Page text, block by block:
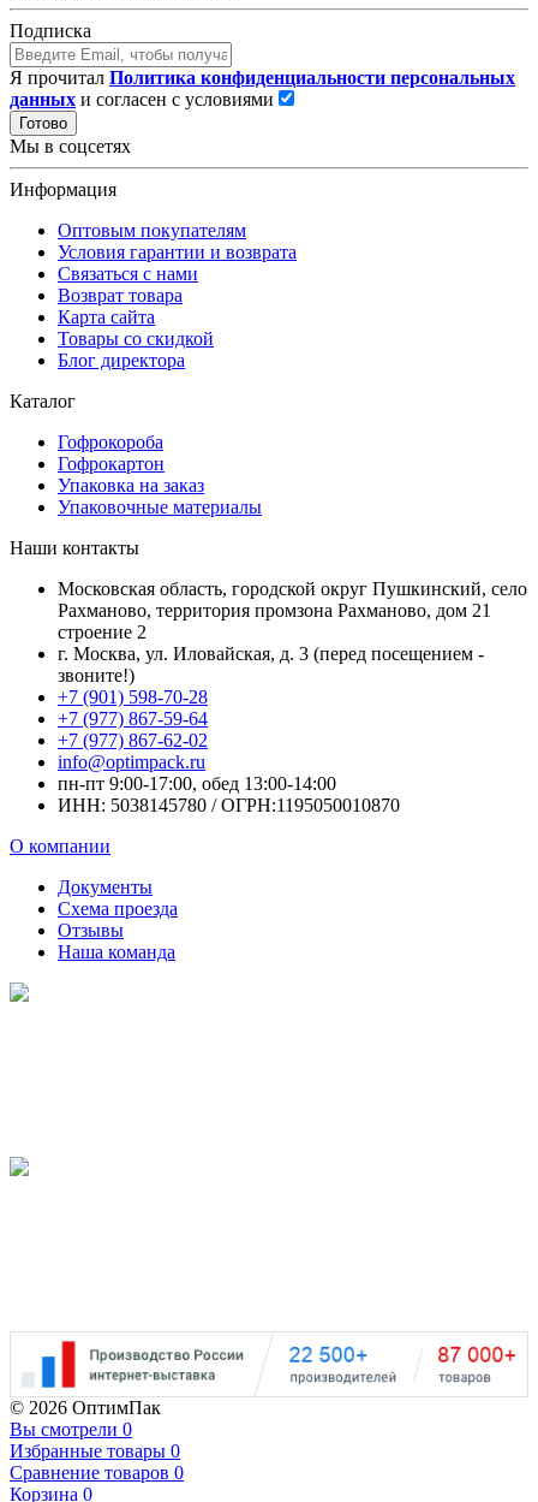
Подписка
Я прочитал Политика конфиденциальности персональных
данных и согласен с условиями
Готово
Мы в соцсетях
Информация
Оптовым покупателям
Условия гарантии и возврата
Связаться с нами
Возврат товара
Карта сайта
Товары со скидкой
Блог директора
Каталог
Гофрокороба
Гофрокартон
Упаковка на заказ
Упаковочные материалы
Наши контакты
Московская область, городской округ Пушкинский, село
Рахманово, территория промзона Рахманово, дом 21
строение 2
г. Москва, ул. Иловайская, д. 3 (перед посещением -
звоните!)
+7 (901) 598-70-28
+7 (977) 867-59-64
+7 (977) 867-62-02
info@optimpack.ru
пн-пт 9:00-17:00, обед 13:00-14:00
ИНН: 5038145780 / ОГРН:1195050010870
О компании
Документы
Схема проезда
Отзывы
Наша команда
© 2026 ОптимПак
Вы смотрели 0
Избранные товары 0
Сравнение товаров 0
Корзина 0